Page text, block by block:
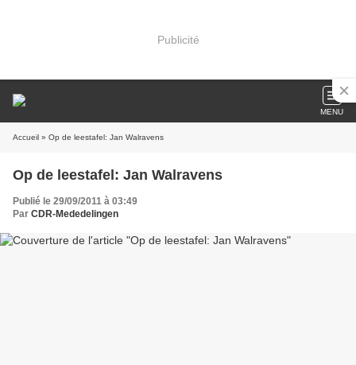
Publicité
MENU
Accueil » Op de leestafel: Jan Walravens
Op de leestafel: Jan Walravens
Publié le 29/09/2011 à 03:49
Par CDR-Mededelingen